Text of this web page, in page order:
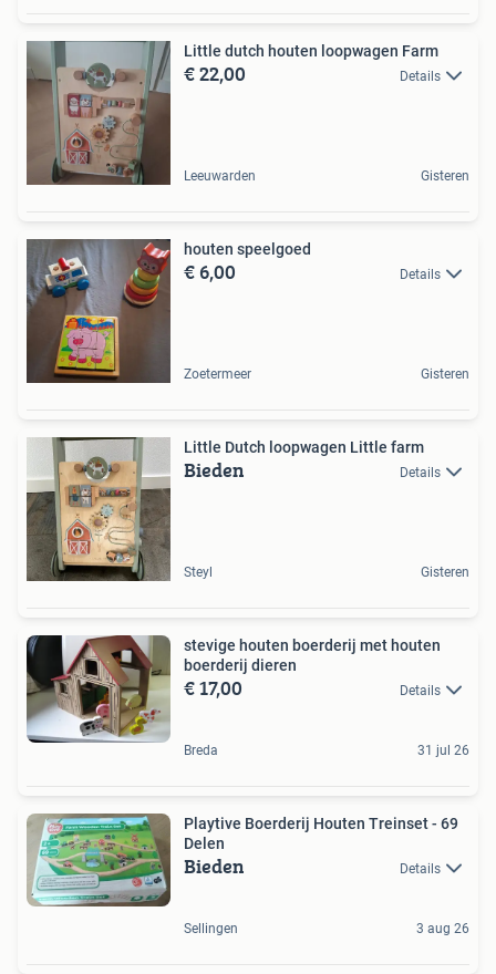
Little dutch houten loopwagen Farm
€ 22,00 Details
Leeuwarden Gisteren
houten speelgoed
€ 6,00 Details
Zoetermeer Gisteren
Little Dutch loopwagen Little farm
Bieden Details
Steyl Gisteren
stevige houten boerderij met houten
boerderij dieren
€ 17,00 Details
Breda 31 jul 26
Playtive Boerderij Houten Treinset - 69
Delen
Bieden Details
Sellingen 3 aug 26